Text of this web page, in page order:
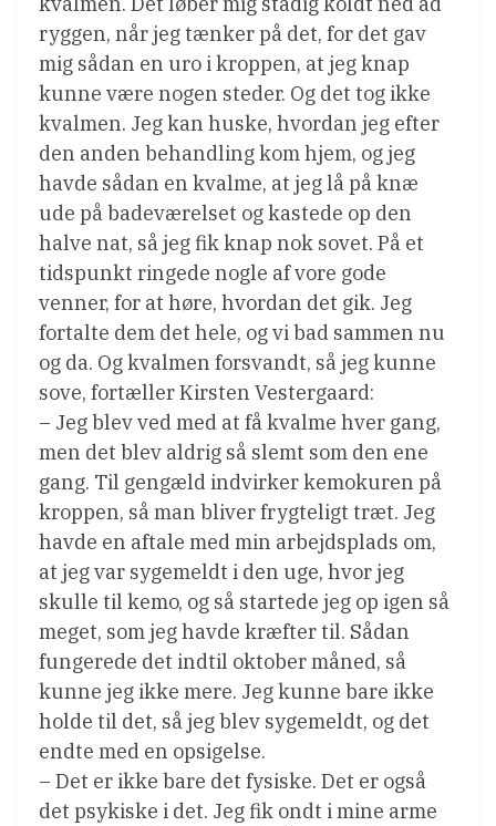
ryggen, når jeg tænker på det, for det gav
mig sådan en uro i kroppen, at jeg knap
kunne være nogen steder. Og det tog ikke
kvalmen. Jeg kan huske, hvordan jeg efter
den anden behandling kom hjem, og jeg
havde sådan en kvalme, at jeg lå på knæ
ude på badeværelset og kastede op den
halve nat, så jeg fik knap nok sovet. På et
tidspunkt ringede nogle af vore gode
venner, for at høre, hvordan det gik. Jeg
fortalte dem det hele, og vi bad sammen nu
og da. Og kvalmen forsvandt, så jeg kunne
sove, fortæller Kirsten Vestergaard:
– Jeg blev ved med at få kvalme hver gang,
men det blev aldrig så slemt som den ene
gang. Til gengæld indvirker kemokuren på
kroppen, så man bliver frygteligt træt. Jeg
havde en aftale med min arbejdsplads om,
at jeg var sygemeldt i den uge, hvor jeg
skulle til kemo, og så startede jeg op igen så
meget, som jeg havde kræfter til. Sådan
fungerede det indtil oktober måned, så
kunne jeg ikke mere. Jeg kunne bare ikke
holde til det, så jeg blev sygemeldt, og det
endte med en opsigelse.
– Det er ikke bare det fysiske. Det er også
det psykiske i det. Jeg fik ondt i mine arme